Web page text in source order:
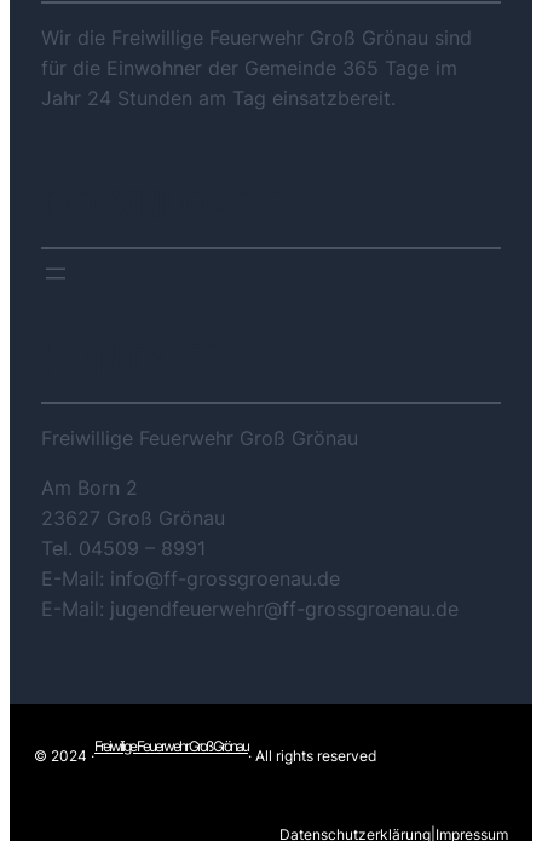
Wir die Freiwillige Feuerwehr Groß Grönau sind
für die Einwohner der Gemeinde 365 Tage im
Jahr 24 Stunden am Tag einsatzbereit.
Freiwillige Feuerwehr Groß Grönau
Am Born 2
23627 Groß Grönau
Tel. 04509 – 8991
E-Mail: info@ff-grossgroenau.de
E-Mail: jugendfeuerwehr@ff-grossgroenau.de
© 2024 ·
Freiwilige Feuerwehr Groß Grönau
· All rights reserved
Datenschutzerklärung Impressum